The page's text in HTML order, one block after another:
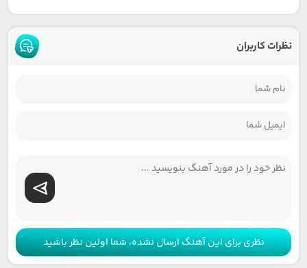
نظرات کاربران
نظری برای این آهنگ ارسال نشده، شما اولین نظر باشید